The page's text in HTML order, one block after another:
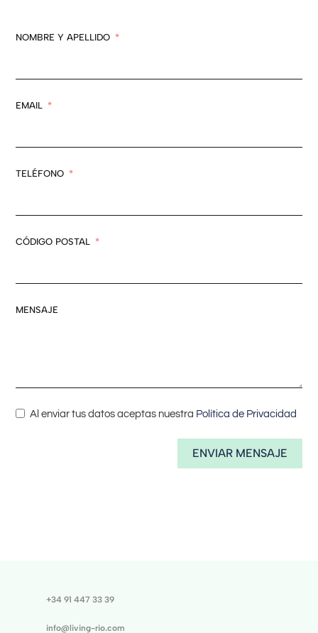
NOMBRE Y APELLIDO
EMAIL
TELÉFONO
CÓDIGO POSTAL
MENSAJE
Al enviar tus datos aceptas nuestra Política de Privacidad
ENVIAR MENSAJE
+34 91 447 33 39
info@living-rio.com